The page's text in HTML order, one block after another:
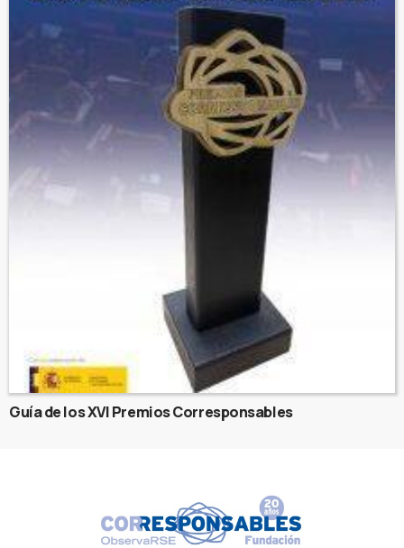
Guía de los XVI Premios Corresponsables